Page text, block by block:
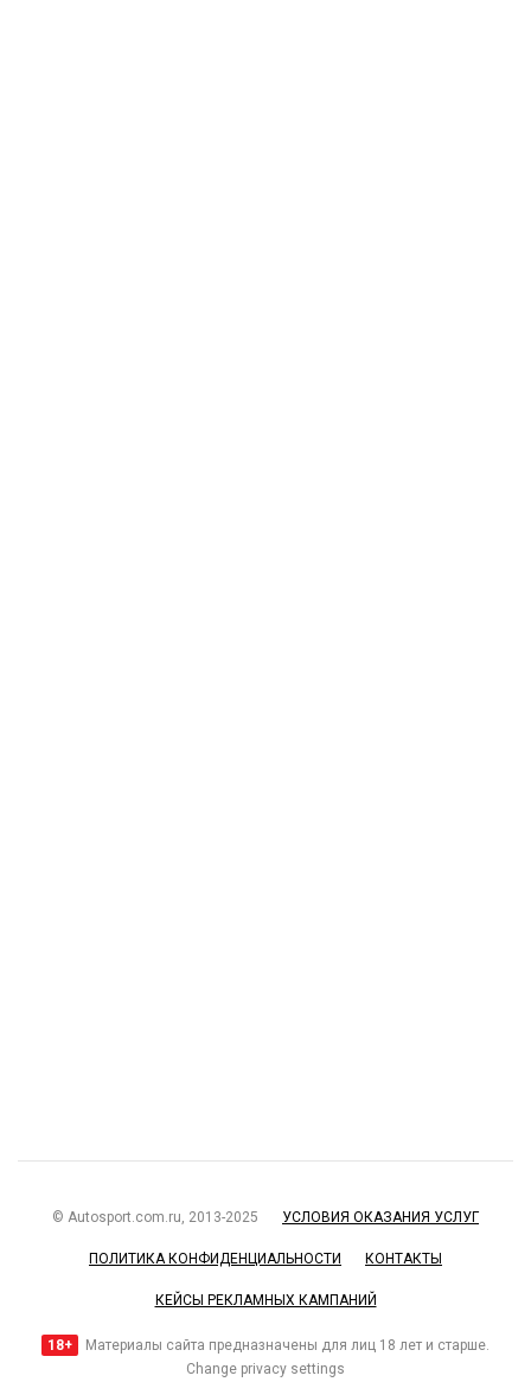
© Autosport.com.ru, 2013-2025 УСЛОВИЯ ОКАЗАНИЯ УСЛУГ
ПОЛИТИКА КОНФИДЕНЦИАЛЬНОСТИ КОНТАКТЫ
КЕЙСЫ РЕКЛАМНЫХ КАМПАНИЙ
18+
Материалы сайта предназначены для лиц 18 лет и старше.
Change privacy settings